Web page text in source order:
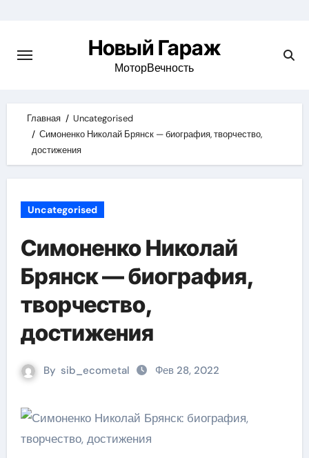
content
Новый Гараж
МоторВечность
Главная
Uncategorised
Симоненко Николай Брянск — биография, творчество,
достижения
Uncategorised
Симоненко Николай
Брянск — биография,
творчество,
достижения
By sib_ecometal Фев 28, 2022